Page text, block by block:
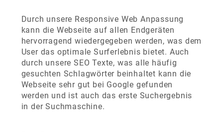
Durch unsere Responsive Web Anpassung
kann die Webseite auf allen Endgeräten
hervorragend wiedergegeben werden, was dem
User das optimale Surferlebnis bietet. Auch
durch unsere SEO Texte, was alle häufig
gesuchten Schlagwörter beinhaltet kann die
Webseite sehr gut bei Google gefunden
werden und ist auch das erste Suchergebnis
in der Suchmaschine.